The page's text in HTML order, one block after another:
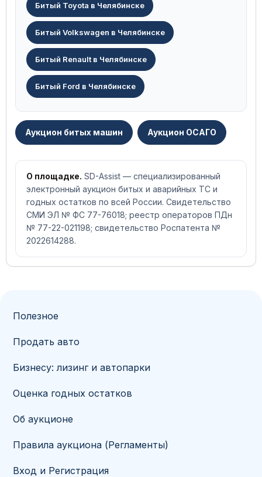
Битый Toyota в Челябинске
Битый Volkswagen в Челябинске
Битый Renault в Челябинске
Битый Ford в Челябинске
Аукцион битых машин Аукцион ОСАГО
О площадке. SD-Assist — специализированный
электронный аукцион битых и аварийных ТС и
годных остатков по всей России. Свидетельство
СМИ ЭЛ № ФС 77-76018; реестр операторов ПДн
№ 77-22-021198; свидетельство Роспатента №
2022614288.
Полезное
Продать авто
Бизнесу: лизинг и автопарки
Оценка годных остатков
Об аукционе
Правила аукциона (Регламенты)
Вход и Регистрация